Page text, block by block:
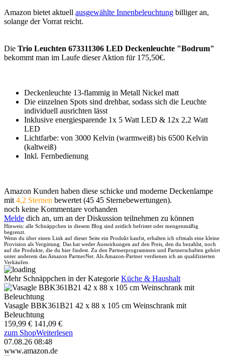
Amazon bietet aktuell ausgewählte Innenbeleuchtung billiger an,
solange der Vorrat reicht.
Die Trio Leuchten 673311306 LED Deckenleuchte "Bodrum"
bekommt man im Laufe dieser Aktion für 175,50€.
Deckenleuchte 13-flammig in Metall Nickel matt
Die einzelnen Spots sind drehbar, sodass sich die Leuchte
individuell ausrichten lässt
Inklusive energiesparende 1x 5 Watt LED & 12x 2,2 Watt
LED
Lichtfarbe: von 3000 Kelvin (warmweiß) bis 6500 Kelvin
(kaltweiß)
Inkl. Fernbedienung
Amazon Kunden haben diese schicke und moderne Deckenlampe
mit 4,2 Sternen bewertet (45 45 Sternebewertungen).
noch keine Kommentare vorhanden
Melde dich an, um an der Diskussion teilnehmen zu können
Hinweis: alle Schnäppchen in diesem Blog sind zeitlich befristet oder mengenmäßig
begrenzt.
Wenn du über einen Link auf dieser Seite ein Produkt kaufst, erhalten ich oftmals eine kleine
Provision als Vergütung. Das hat weder Auswirkungen auf den Preis, den du bezahlst, noch
auf die Produkte, die du hier findest. Zu den Partnerprogrammen und Partnerschaften gehört
unter anderem das Amazon PartnerNet. Als Amazon-Partner verdienen ich an qualifizierten
Verkäufen.
Mehr Schnäppchen in der Kategorie Küche & Haushalt
Vasagle BBK361B21 42 x 88 x 105 cm Weinschrank mit
Beleuchtung
159,99 € 141,09 €
zum ShopWeiterlesen
07.08.26 08:48
www.amazon.de